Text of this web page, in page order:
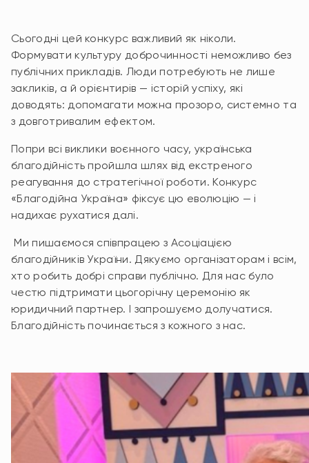
Сьогодні цей конкурс важливий як ніколи.
Формувати культуру доброчинності неможливо без
публічних прикладів. Люди потребують не лише
закликів, а й орієнтирів — історій успіху, які
доводять: допомагати можна прозоро, системно та
з довготривалим ефектом.
Попри всі виклики воєнного часу, українська
благодійність пройшла шлях від екстреного
реагування до стратегічної роботи. Конкурс
«Благодійна Україна» фіксує цю еволюцію — і
надихає рухатися далі.
Ми пишаємося співпрацею з Асоціацією
благодійників України. Дякуємо організаторам і всім,
хто робить добрі справи публічно. Для нас було
честю підтримати цьогорічну церемонію як
юридичний партнер. І запрошуємо долучатися.
Благодійність починається з кожного з нас.